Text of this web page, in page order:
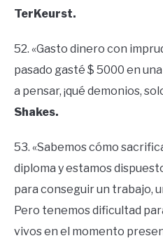
TerKeurst.
52. «Gasto dinero con
pasado gasté $ 5000 en
a pensar, ¡qué demonios,
Shakes.
53. «Sabemos cómo
diploma y estamos
para conseguir un trabajo,
Pero tenemos dificultad
vivos en el momento